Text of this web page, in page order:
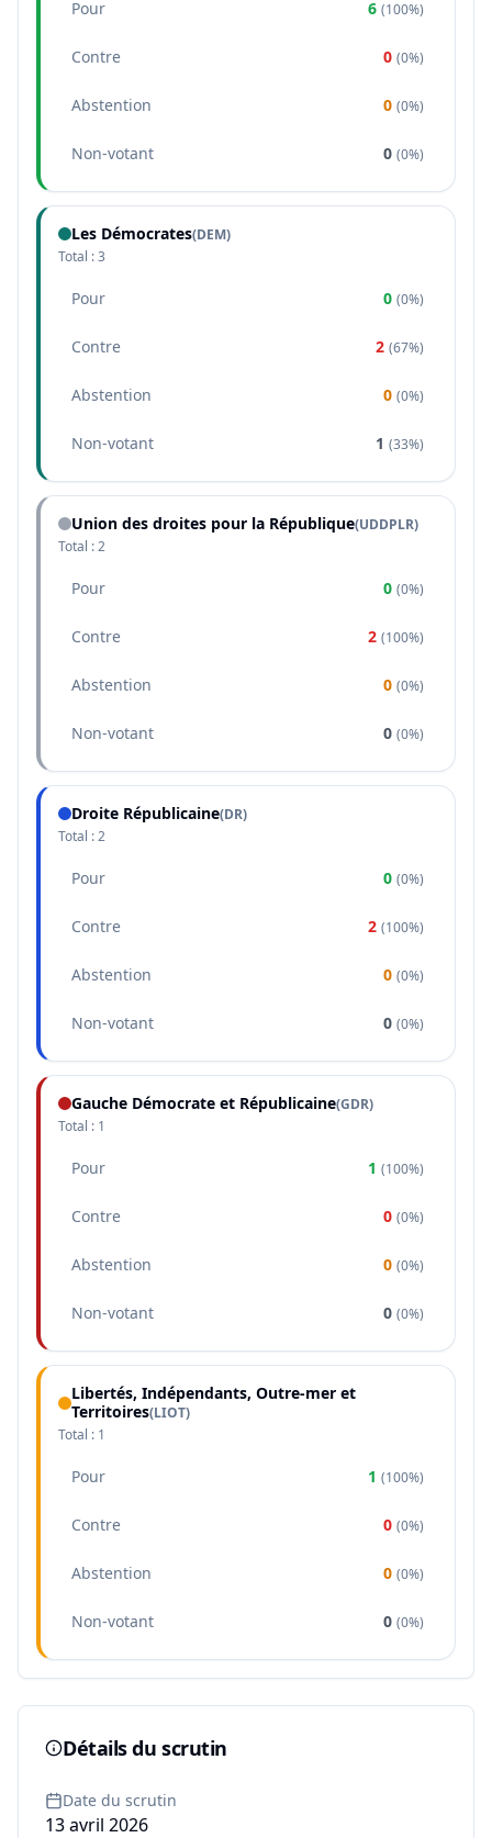
Pour 6 (100%)
Contre 0 (0%)
Abstention 0 (0%)
Non-votant 0 (0%)
Les Démocrates(DEM)
Total :3
Pour 0 (0%)
Contre 2 (67%)
Abstention 0 (0%)
Non-votant 1 (33%)
Union des droites pour la République(UDDPLR)
Total :2
Pour 0 (0%)
Contre 2 (100%)
Abstention 0 (0%)
Non-votant 0 (0%)
Droite Républicaine(DR)
Total :2
Pour 0 (0%)
Contre 2 (100%)
Abstention 0 (0%)
Non-votant 0 (0%)
Gauche Démocrate et Républicaine(GDR)
Total : 1
Pour 1 (100%)
Contre 0 (0%)
Abstention 0 (0%)
Non-votant 0 (0%)
Libertés, Indépendants, Outre-mer et
Territoires(LIOT)
Total : 1
Pour 1 (100%)
Contre 0 (0%)
Abstention 0 (0%)
Non-votant 0 (0%)
Détails du scrutin
Date du scrutin
13 avril 2026